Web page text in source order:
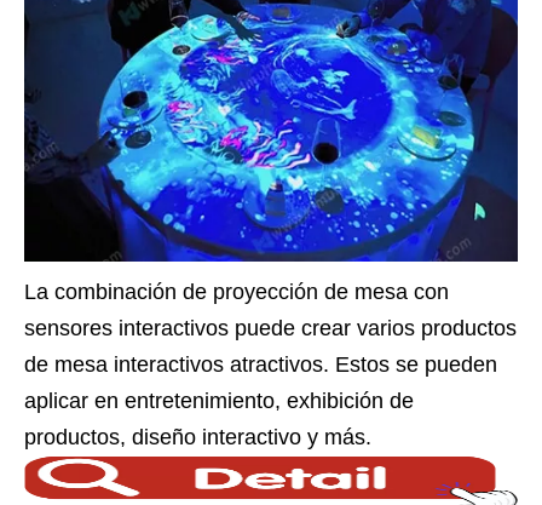
La combinación de proyección de mesa con
sensores interactivos puede crear varios productos
de mesa interactivos atractivos. Estos se pueden
aplicar en entretenimiento, exhibición de
productos, diseño interactivo y más.